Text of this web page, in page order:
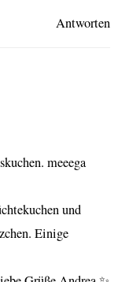
Antworten
meeega
und
Einige